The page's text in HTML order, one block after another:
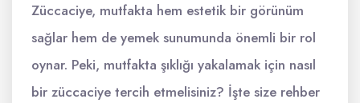
Züccaciye, mutfakta hem estetik bir görünüm
sağlar hem de yemek sunumunda önemli bir rol
oynar. Peki, mutfakta şıklığı yakalamak için nasıl
bir züccaciye tercih etmelisiniz? İşte size rehber